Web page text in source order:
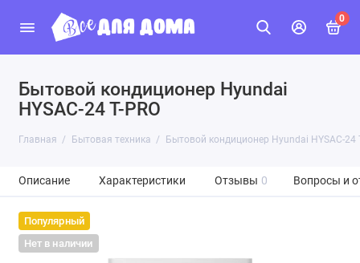
0
Бытовой кондиционер Hyundai
HYSAC-24 T-PRO
Главная Бытовая техника Бытовой кондиционер Hyundai HYSAC-24
Описание Характеристики Отзывы 0 Вопросы и
Популярный
Нет в наличии